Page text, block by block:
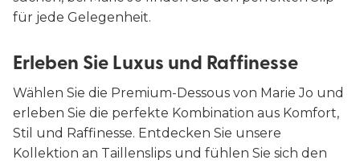
für jede Gelegenheit.
Erleben Sie Luxus und Raffinesse
Wählen Sie die Premium-Dessous von Marie Jo und
erleben Sie die perfekte Kombination aus Komfort,
Stil und Raffinesse. Entdecken Sie unsere
Kollektion an Taillenslips und fühlen Sie sich den